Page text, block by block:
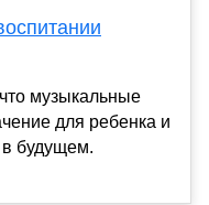
музыкальные
для ребенка и
в будущем.